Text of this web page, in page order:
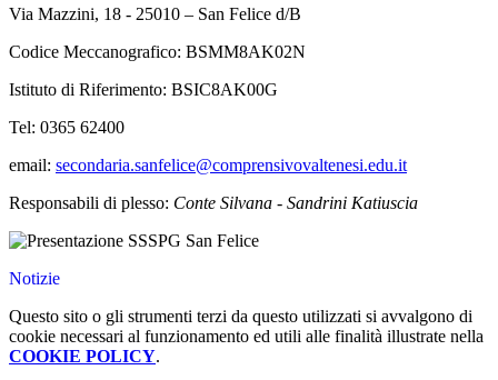
Via Mazzini, 18 - 25010 – San Felice d/B
Codice Meccanografico: BSMM8AK02N
Istituto di Riferimento: BSIC8AK00G
Tel: 0365 62400
email: secondaria.sanfelice@comprensivovaltenesi.edu.it
Responsabili di plesso: Conte Silvana - Sandrini Katiuscia
Notizie
Questo sito o gli strumenti terzi da questo utilizzati si avvalgono di
cookie necessari al funzionamento ed utili alle finalità illustrate nella
COOKIE POLICY.